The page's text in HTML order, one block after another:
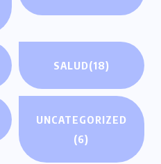
SALUD(18)
UNCATEGORIZED
(6)